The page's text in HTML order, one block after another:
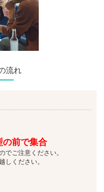
流れ
の前で集合
ご注意ください。
しください。